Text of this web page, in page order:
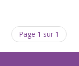
Page 1 sur 1